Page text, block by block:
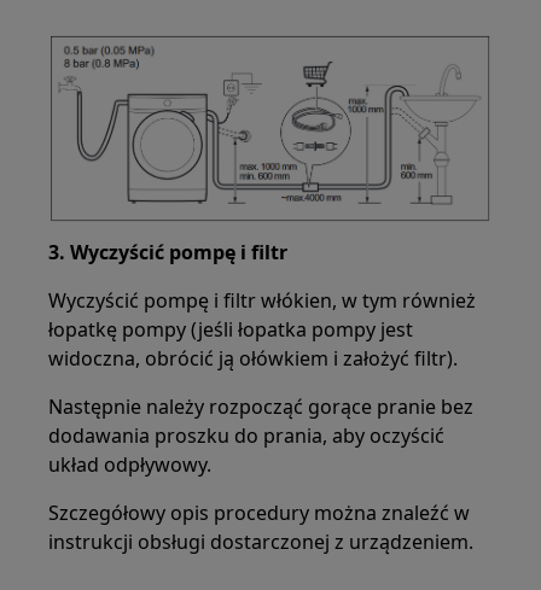
3. Wyczyścić pompę i filtr
Wyczyścić pompę i filtr włókien, w tym również
łopatkę pompy (jeśli łopatka pompy jest
widoczna, obrócić ją ołówkiem i założyć filtr).
Następnie należy rozpocząć gorące pranie bez
dodawania proszku do prania, aby oczyścić
układ odpływowy.
Szczegółowy opis procedury można znaleźć w
instrukcji obsługi dostarczonej z urządzeniem.